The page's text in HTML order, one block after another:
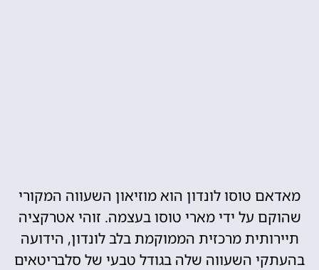
מאדאם טוסו לונדון הוא מוזיאון השעווה המקורי
שהוקם על ידי מארי טוסו בעצמה. זוהי אטרקציה
תיירותית מרכזית הממוקמת בלב לונדון, הידועה
בהעתקי השעווה שלה בגודל טבעי של סלבריטאים